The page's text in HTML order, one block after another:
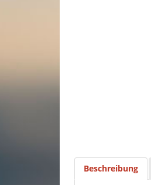
Beschreibung